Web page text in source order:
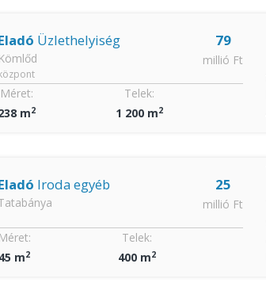
79
millió Ft
Üzlethelyiség
Kömlőd
Méret:
m2
Telek:
1 200 m2
25
millió Ft
Iroda egyéb
Méret:
45 m2
Telek:
400 m2